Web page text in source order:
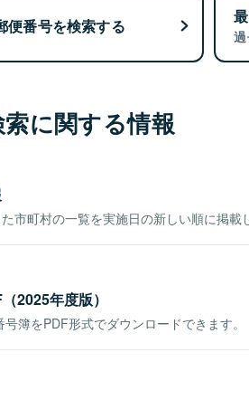
便番号を検索する
に関する情報
市町村の一覧を実施日の新しい順に掲載
2025年度版）
簿をPDF形式でダウンロードできます。